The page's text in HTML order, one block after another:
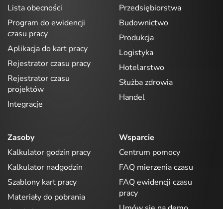
Lista obecności
Program do ewidencji
czasu pracy
Aplikacja do kart pracy
Rejestrator czasu pracy
Rejestrator czasu
projektów
Integracje
Przedsiębiorstwa
Budownictwo
Produkcja
Logistyka
Hotelarstwo
Służba zdrowia
Handel
Zasoby
Kalkulator godzin pracy
Kalkulator nadgodzin
Szablony kart pracy
Materiały do pobrania
Wsparcie
Centrum pomocy
FAQ mierzenia czasu
FAQ ewidencji czasu
pracy